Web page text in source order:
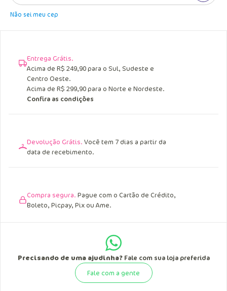
Não sei meu cep
Entrega Grátis.
Acima de R$ 249,90 para o Sul, Sudeste e
Centro Oeste.
Acima de R$ 299,90 para o Norte e Nordeste.
Confira as condições
Devolução Grátis. Você tem 7 dias a partir da
data de recebimento.
Compra segura. Pague com o Cartão de Crédito,
Boleto, Picpay, Pix ou Ame.
Precisando de uma ajudinha?Fale com sua loja preferida
Fale com a gente